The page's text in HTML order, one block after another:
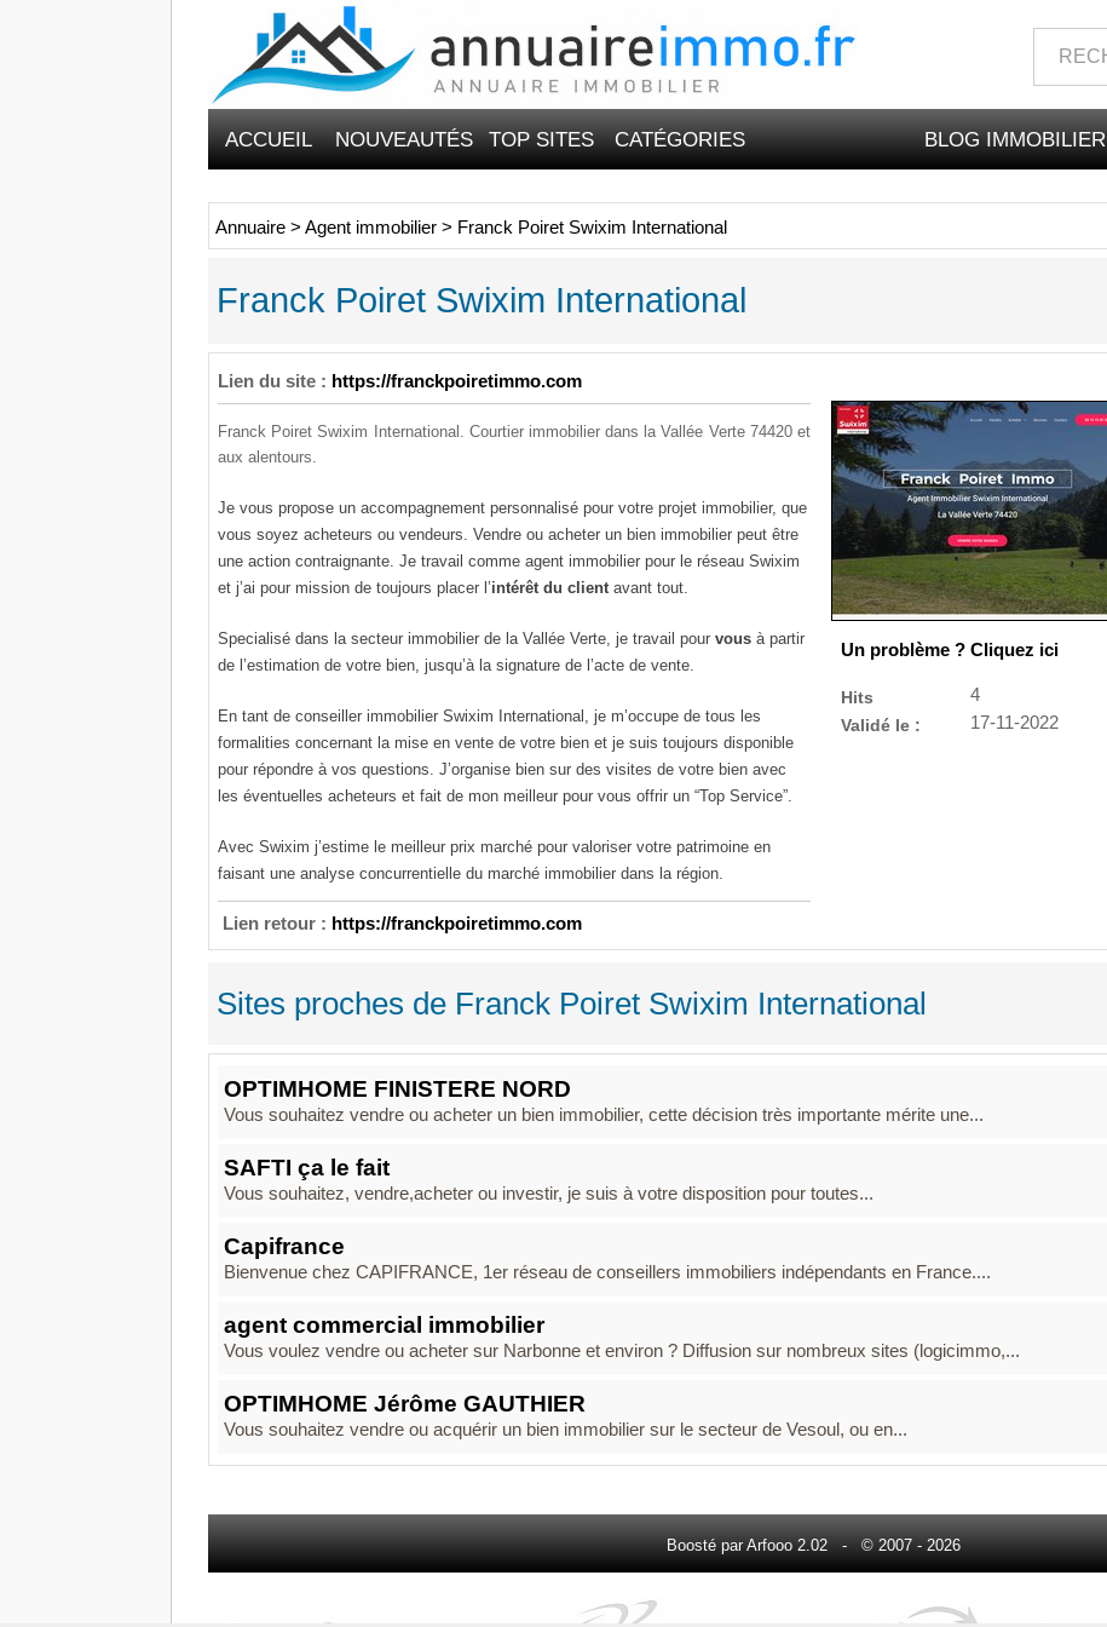
ACCUEIL NOUVEAUTÉS TOP SITES CATÉGORIES BLOG IMMOBILIER
Annuaire > Agent immobilier > Franck Poiret Swixim International
Franck Poiret Swixim International
Lien du site : https://franckpoiretimmo.com
Franck Poiret Swixim International. Courtier immobilier dans la Vallée Verte 74420 et
aux alentours.
Je vous propose un accompagnement personnalisé pour votre projet immobilier, que
vous soyez acheteurs ou vendeurs. Vendre ou acheter un bien immobilier peut être
une action contraignante. Je travail comme agent immobilier pour le réseau Swixim
et j’ai pour mission de toujours placer l’intérêt du clientavant tout.
Specialisé dans la secteur immobilier de la Vallée Verte, je travail pour vous à partir
de l’estimation de votre bien, jusqu’à la signature de l’acte de vente.
En tant de conseiller immobilier Swixim International, je m’occupe de tous les
formalities concernant la mise en vente de votre bien et je suis toujours disponible
pour répondre à vos questions. J’organise bien sur des visites de votre bien avec
les éventuelles acheteurs et fait de mon meilleur pour vous offrir un “Top Service”.
Avec Swixim j’estime le meilleur prix marché pour valoriser votre patrimoine en
faisant une analyse concurrentielle du marché immobilier dans la région.
Lien retour : https://franckpoiretimmo.com
Un problème ? Cliquez ici
Hits
4
Validé le :
17-11-2022
Sites proches de Franck Poiret Swixim International
OPTIMHOME FINISTERE NORD
Vous souhaitez vendre ou acheter un bien immobilier, cette décision très importante mérite une...
SAFTI ça le fait
Vous souhaitez, vendre,acheter ou investir, je suis à votre disposition pour toutes...
Capifrance
Bienvenue chez CAPIFRANCE, 1er réseau de conseillers immobiliers indépendants en France....
agent commercial immobilier
Vous voulez vendre ou acheter sur Narbonne et environ ? Diffusion sur nombreux sites (logicimmo,...
OPTIMHOME Jérôme GAUTHIER
Vous souhaitez vendre ou acquérir un bien immobilier sur le secteur de Vesoul, ou en...
Boosté par Arfooo 2.02 - © 2007 - 2026